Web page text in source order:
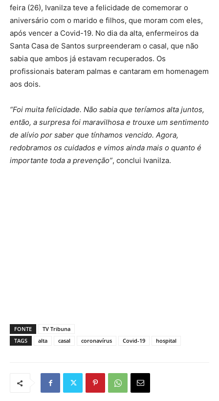
feira (26), Ivanilza teve a felicidade de comemorar o
aniversário com o marido e filhos, que moram com eles,
após vencer a Covid-19. No dia da alta, enfermeiros da
Santa Casa de Santos surpreenderam o casal, que não
sabia que ambos já estavam recuperados. Os
profissionais bateram palmas e cantaram em homenagem
aos dois.
“Foi muita felicidade. Não sabia que teríamos alta juntos,
então, a surpresa foi maravilhosa e trouxe um sentimento
de alívio por saber que tínhamos vencido. Agora,
redobramos os cuidados e vimos ainda mais o quanto é
importante toda a prevenção”, conclui Ivanilza.
FONTE
TV Tribuna
TAGS
alta casal coronavírus Covid-19 hospital